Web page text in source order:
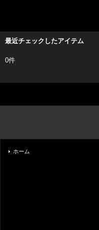
最近チェックしたアイテム
0件
ホーム